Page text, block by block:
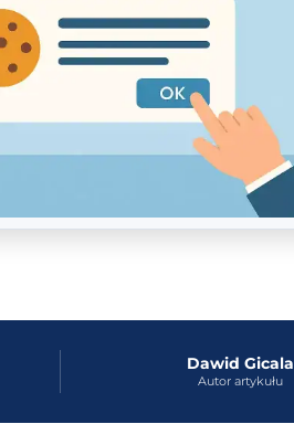
Dawid Gicala
Autor artykułu